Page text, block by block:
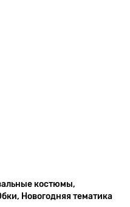
костюмы,
Новогодняя тематика